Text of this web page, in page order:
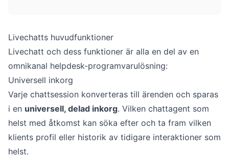
Livechatts huvudfunktioner
Livechatt och dess funktioner är alla en del av en
omnikanal helpdesk-programvarulösning:
Universell inkorg
Varje chattsession konverteras till ärenden och sparas
i en universell, delad inkorg. Vilken chattagent som
helst med åtkomst kan söka efter och ta fram vilken
klients profil eller historik av tidigare interaktioner som
helst.